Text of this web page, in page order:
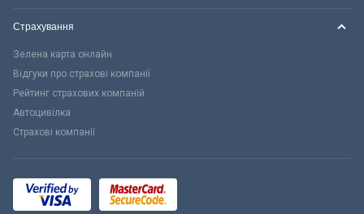
Страхування
Зелена карта онлайн
Відгуки про страхові компанії
Рейтинг страхових компаній
Автоцивілка
Страхові компанії